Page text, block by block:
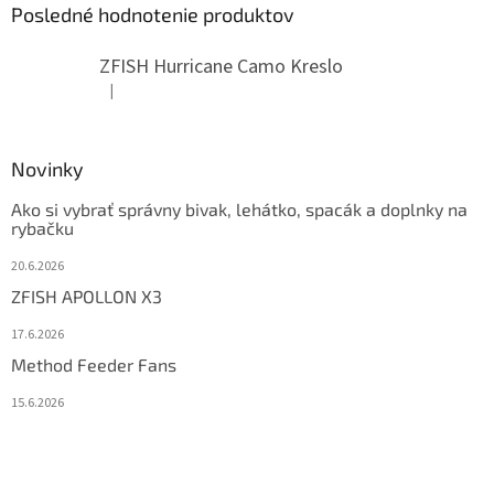
Posledné hodnotenie produktov
ZFISH Hurricane Camo Kreslo
Hodnotenie produktu je 5 z 5 hviezdičiek.
|
Novinky
Ako si vybrať správny bivak, lehátko, spacák a doplnky na
rybačku
20.6.2026
ZFISH APOLLON X3
17.6.2026
Method Feeder Fans
15.6.2026